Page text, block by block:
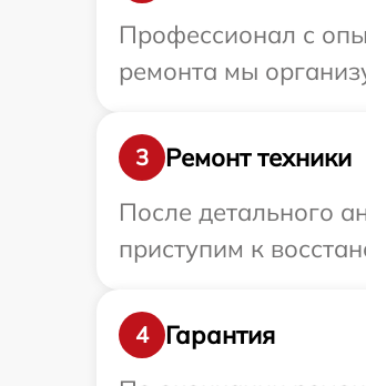
Профессионал с
ремонта мы
3
Ремонт техники
После детального
приступим к
4
Гарантия